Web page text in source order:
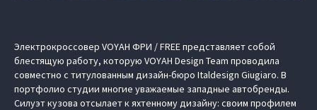
Электрокроссовер VOYAH ФРИ / FREE представляет собой
блестящую работу, которую VOYAH Design Team проводила
совместно с титулованным дизайн-бюро Italdesign Giugiaro. В
портфолио студии многие уважаемые западные автобренды.
Силуэт кузова отсылает к яхтенному дизайну: своим профилем